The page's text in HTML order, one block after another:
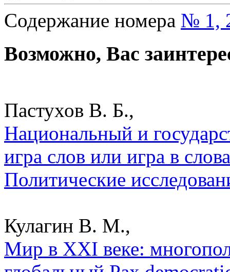
Содержание номера № 1,
Возможно, Вас
Пастухов В. Б.,
Национальный и
игра слов или игра в
Политические
Кулагин В. М.,
Мир в XXI веке: